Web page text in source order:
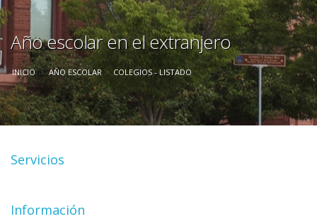
Año escolar en el extranjero
INICIO AÑO ESCOLAR COLEGIOS - LISTADO
Servicios
Información